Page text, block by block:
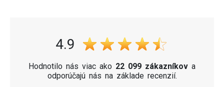
4.9
Hodnotilo nás viac ako 22 099 zákazníkov a
odporúčajú nás na základe recenzií.